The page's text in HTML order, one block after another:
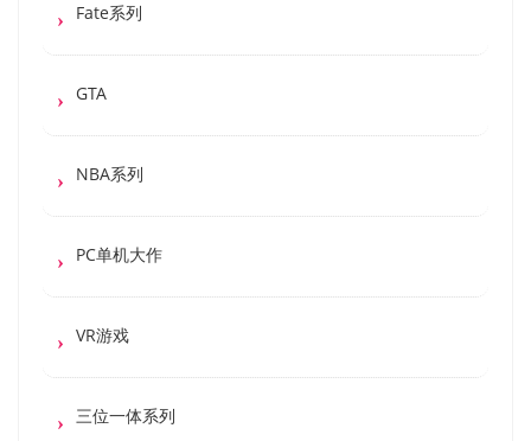
Fate系列
GTA
NBA系列
PC单机大作
VR游戏
三位一体系列